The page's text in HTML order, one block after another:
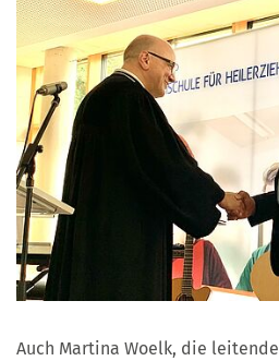
Auch Martina Woelk, die leitende